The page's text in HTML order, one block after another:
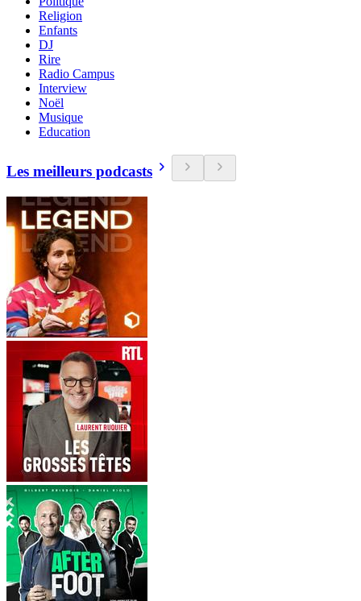
Religion
Enfants
DJ
Rire
Radio Campus
Interview
Noël
Musique
Education
Les meilleurs podcasts